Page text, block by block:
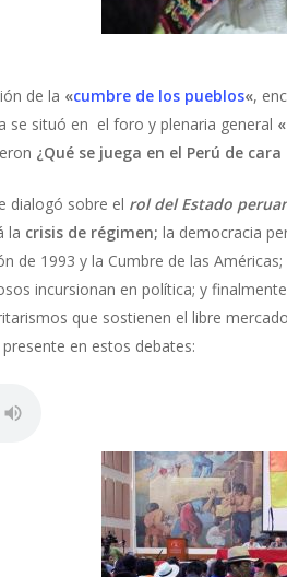
de la «cumbre de los pueblos«,
se situó en el foro y plenaria general
¿Qué se juega en el Perú de
dialogó sobre el rol del Estado
la crisis de régimen; la democracia
de 1993 y la Cumbre de las
incursionan en política; y
que sostienen el libre
en estos debates: